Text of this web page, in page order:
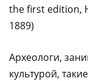
the first edition,
1889)
Археологи,
культурой,